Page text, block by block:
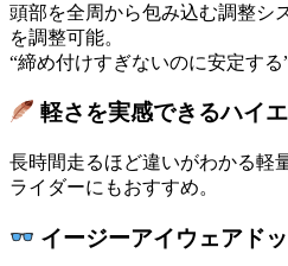
頭部を全周から包み込む調整シ
を調整可能。
“締め付けすぎないのに安定する
軽さを実感できるハイ
長時間走るほど違いがわかる軽
ライダーにもおすすめ。
イージーアイウェアド